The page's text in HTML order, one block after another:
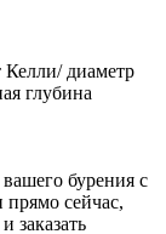
диаметр
глубина
бурения с
сейчас,
заказать